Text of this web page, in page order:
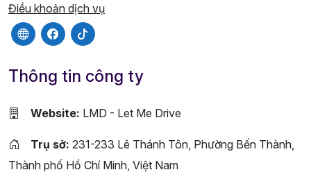
Điều khoản dịch vụ
Thông tin công ty
Website: LMD - Let Me Drive
Trụ sở: 231-233 Lê Thánh Tôn, Phường Bến Thành,
Thành phố Hồ Chí Minh, Việt Nam